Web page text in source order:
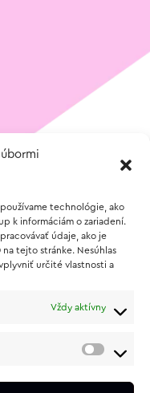
technológie, ako
k informáciám o zariadení.
údaje, ako je
tejto stránke. Nesúhlas
určité vlastnosti a
Vždy aktívny